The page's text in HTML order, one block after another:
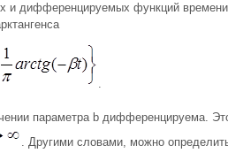
и дифференцируемых функций времени
.
параметра b дифференцируема.
. Другими словами, можно